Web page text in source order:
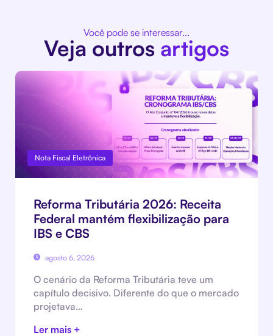
Você pode se interessar...
Veja outros artigos
Nota Fiscal Eletrônica
Reforma Tributária 2026: Receita
Federal mantém flexibilização para
IBS e CBS
agosto 6, 2026
O cenário da Reforma Tributária teve um
capítulo decisivo. Diferente do que o mercado
projetava…
Ler mais +